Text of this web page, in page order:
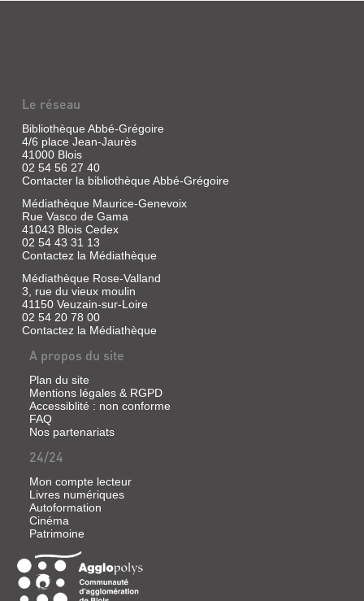
Mabanckou,
Présence
africaine,
1998
Mabanckou
nous
entraîne
dans
un
captivant,
riche
d'aventures,
imprégné
d'un
tour
tour
délirant
profond.
Un
livre
qui
traduit
émotion
les
aspirations
d'une
jeunesse
quête
de
repères
et
Le réseau
Bibliothèque Abbé-Grégoire
4/6 place Jean-Jaurès
41000 Blois
02 54 56 27 40
Contacter la bibliothèque Abbé-Grégoire
Médiathèque Maurice-Genevoix
Rue Vasco de Gama
41043 Blois Cedex
02 54 43 31 13
Contactez la Médiathèque
Médiathèque Rose-Valland
3, rue du vieux moulin
41150 Veuzain-sur-Loire
02 54 20 78 00
Contactez la Médiathèque
A propos du site
Plan du site
Mentions légales & RGPD
Accessiblité : non conforme
FAQ
Nos partenariats
24/24
Mon compte lecteur
Livres numériques
Autoformation
Cinéma
Patrimoine